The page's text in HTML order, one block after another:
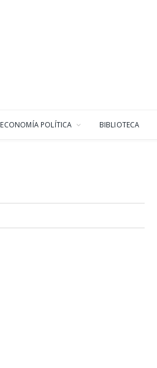
ECONOMÍA POLÍTICA BIBLIOTECA